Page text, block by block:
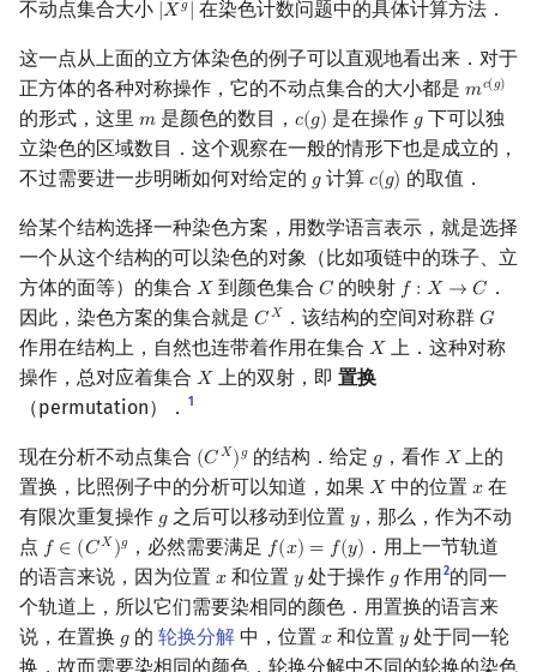
不动点集合大小 |𝑋 𝑔|
|Xg| 在染色计数问题中的具体计算方法．
这一点从上面的立方体染色的例子可以直观地看出来．对于
正方体的各种对称操作，它的不动点集合的大小都是 𝑚𝑐(𝑔)
mc(g
的形式，这里 𝑚
m 是颜色的数目，𝑐(𝑔)
c(g) 是在操作 𝑔
g下可以独
立染色的区域数目．这个观察在一般的情形下也是成立的，
不过需要进一步明晰如何对给定的 𝑔
g计算 𝑐(𝑔)
c(g) 的取值．
给某个结构选择一种染色方案，用数学语言表示，就是选择
一个从这个结构的可以染色的对象（比如项链中的珠子、立
方体的面等）的集合 𝑋
X 到颜色集合 𝐶
C的映射 𝑓 : 𝑋 → 𝐶
f: X →C
．
因此，染色方案的集合就是 𝐶𝑋
CX ．该结构的空间对称群 𝐺
G
作用在结构上，自然也连带着作用在集合 𝑋
X 上．这种对称
操作，总对应着集合 𝑋
X 上的双射，即 置换
（permutation）．
1
现在分析不动点集合 (𝐶𝑋)𝑔
(CX)g 的结构．给定 𝑔
g，看作 𝑋
X 上的
置换，比照例子中的分析可以知道，如果 𝑋
X 中的位置 𝑥
x在
有限次重复操作 𝑔
g之后可以移动到位置 𝑦
y，那么，作为不动
点 𝑓 ∈ (𝐶𝑋 )𝑔
f∈( CX)g ，必然需要满足 𝑓(𝑥) = 𝑓(𝑦)
f(x)= f(y )
．用上一节轨道
的语言来说，因为位置 𝑥
x 和位置𝑦
y处于操作 𝑔
g作用2的同一
个轨道上，所以它们需要染相同的颜色．用置换的语言来
说，在置换 𝑔
g的 轮换分解中，位置 𝑥
x和位置 𝑦
y处于同一轮
换，故而需要染相同的颜色．轮换分解中不同的轮换的染色